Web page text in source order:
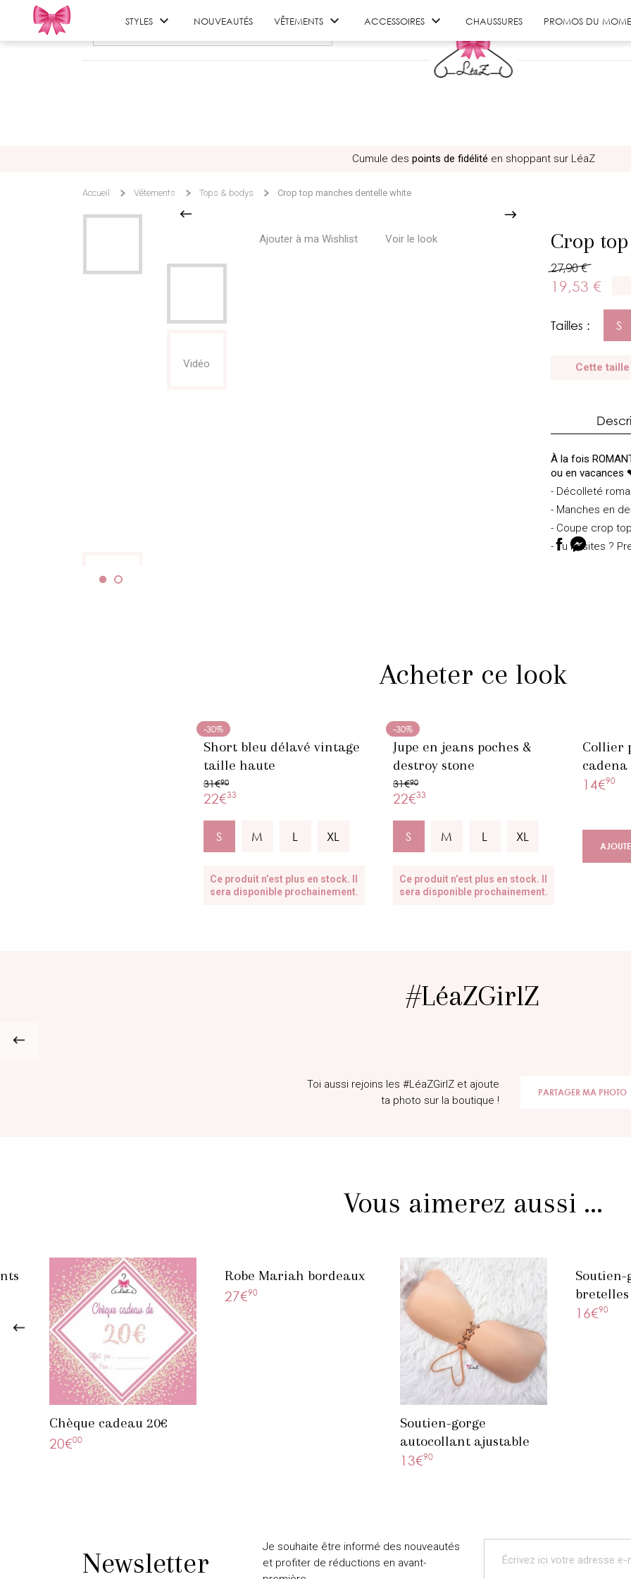
STYLES  NOUVEAUTÉS VÊTEMENTS  ACCESSOIRES  CHAUSSURES PROMOS DU
Cumule des points de fidélité en shoppant sur LéaZ
Accueil Vêtements Tops & bodys Crop top manches dentelle white
Vidéo
Ajouter à ma Wishlist Voir le look
Vidéo
Crop
27,90 €
19,53 €
Tailles : S
Cette
À la fois
ou en vacances
- Décolleté
- Manches en
- Coupe crop top
- Tu hésites ?
Acheter ce look
-30%
Short bleu délavé vintage
taille haute
31€90
22€33
S M L XL
Ce produit n’est plus en stock. Il
sera disponible prochainement.
-30%
Jupe en jeans poches &
destroy stone
31€90
22€33
S M L XL
Ce produit n’est plus en stock. Il
sera disponible prochainement.
Collier
cadena
14€90
#LéaZGirlZ
Toi aussi rejoins les #LéaZGirlZ et ajoute
ta photo sur la boutique !
PARTAGER MA PHOTO
Vous aimerez aussi ...
Chèque cadeau 20€
20€00
Robe Mariah bordeaux
27€90
Soutien-gorge
autocollant ajustable
beige
13€90
Soutien-
bretelles
16€90
Newsletter
Je souhaite être informé des nouveautés
et profiter de réductions en avant-